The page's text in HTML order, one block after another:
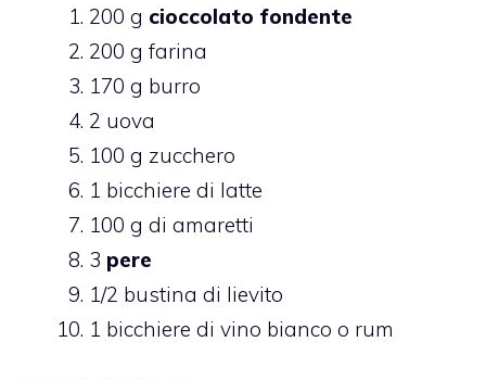
200 g cioccolato fondente
200 g farina
170 g burro
2 uova
100 g zucchero
1 bicchiere di latte
100 g di amaretti
3 pere
1/2 bustina di lievito
1 bicchiere di vino bianco o rum